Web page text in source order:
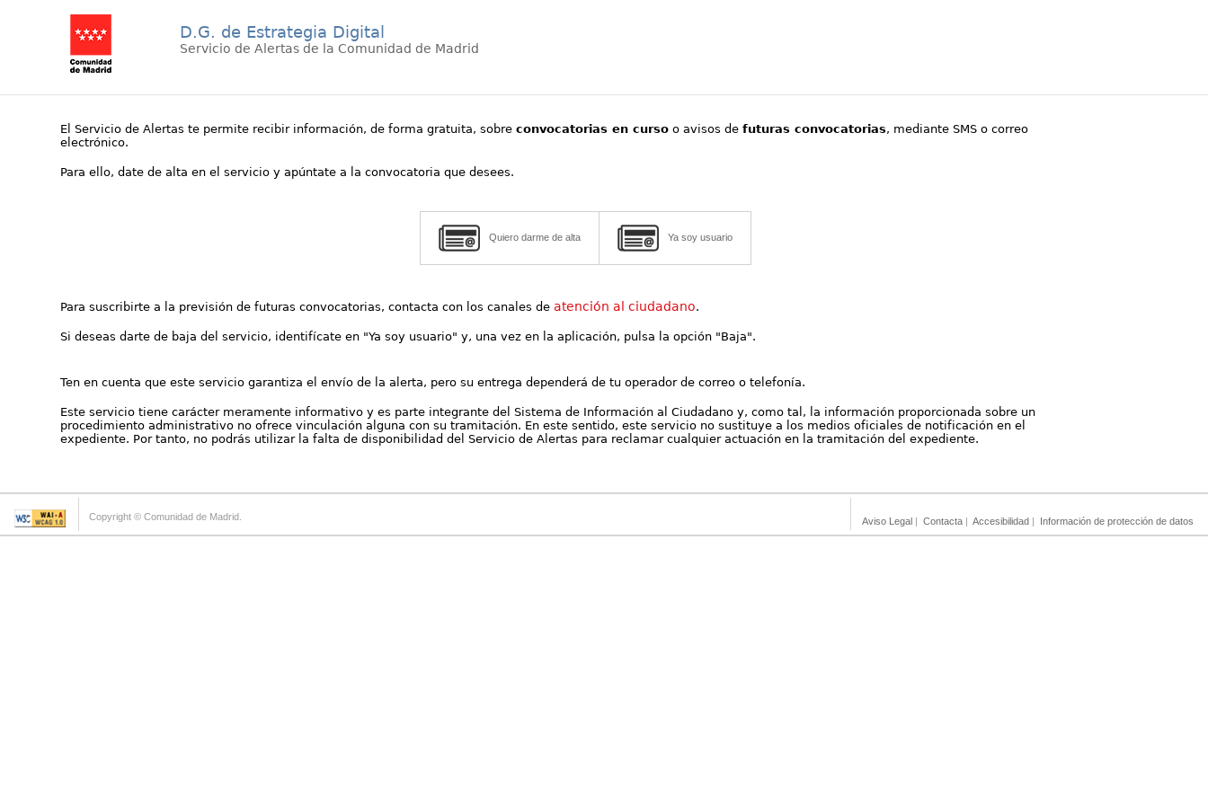
D.G. de Estrategia Digital
Servicio de Alertas de la Comunidad de Madrid
El Servicio de Alertas te permite recibir información, de forma gratuita, sobreconvocatorias en curso o avisos defuturas convocatorias, mediante SMS o correo
electrónico.
Para ello, date de alta en el servicio y apúntate a la convocatoria que desees.
Quiero darme de alta Ya soy usuario
Para suscribirte a la previsión de futuras convocatorias, contacta con los canales deatención al ciudadano.
Si deseas darte de baja del servicio, identifícate en "Ya soy usuario" y, una vez en la aplicación, pulsa la opción "Baja".
Ten en cuenta que este servicio garantiza el envío de la alerta, pero su entrega dependerá de tu operador de correo o telefonía.
Este servicio tiene carácter meramente informativo y es parte integrante del Sistema de Información al Ciudadano y, como tal, la información proporcionada sobre un
procedimiento administrativo no ofrece vinculación alguna con su tramitación. En este sentido, este servicio no sustituye a los medios oficiales de notificación en el
expediente. Por tanto, no podrás utilizar la falta de disponibilidad del Servicio de Alertas para reclamar cualquier actuación en la tramitación del expediente.
Copyright © Comunidad de Madrid. Aviso Legal | Contacta | Accesibilidad | Información de protección de datos